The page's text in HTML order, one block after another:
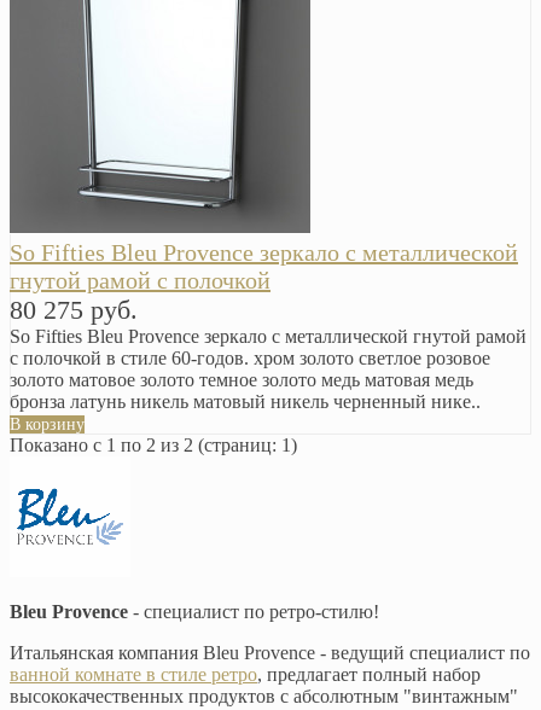
So Fifties Bleu Provence зеркало с металлической
гнутой рамой с полочкой
80 275 руб.
So Fifties Bleu Provence зеркало с металлической гнутой рамой
с полочкой в стиле 60-годов. хром золото светлое розовое
золото матовое золото темное золото медь матовая медь
бронза латунь никель матовый никель черненный нике..
В корзину
Показано с 1 по 2 из 2 (страниц: 1)
Bleu Provence - специалист по ретро-стилю!
Итальянская компания Bleu Provence - ведущий специалист по
ванной комнате в стиле ретро, предлагает полный набор
высококачественных продуктов с абсолютным "винтажным"